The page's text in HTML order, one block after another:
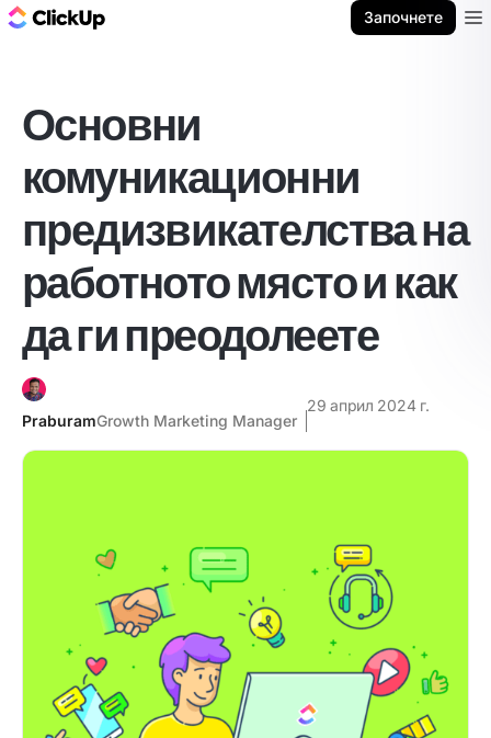
Започнете
Основни
комуникационни
предизвикателства на
работното място и как
да ги преодолеете
PraburamGrowth Marketing Manager
29 април 2024 г.